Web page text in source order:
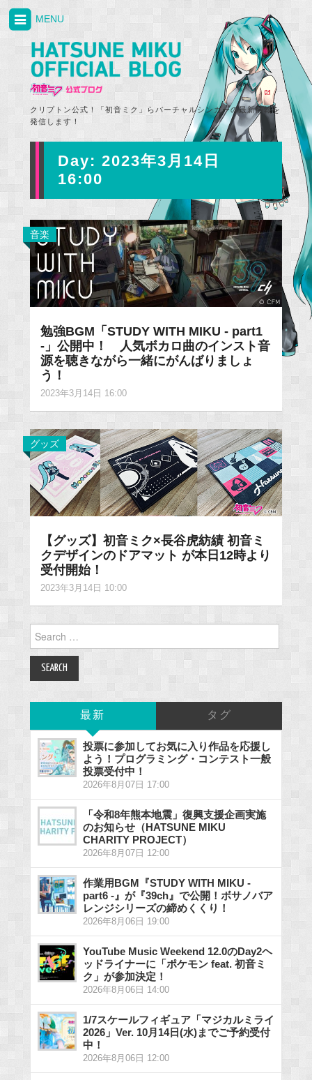
クリプトン公式！「初音ミク」らバーチャルシンガーの最新情報を
発信します！
MENU
Day: 2023年3月14日
16:00
音楽
勉強BGM「STUDY WITH MIKU - part1
-」公開中！ 人気ボカロ曲のインスト音
源を聴きながら一緒にがんばりましょ
う！
2023年3月14日 16:00
グッズ
【グッズ】初音ミク×長谷虎紡績 初音ミ
クデザインのドアマット が本日12時より
受付開始！
2023年3月14日 10:00
for:
最新 タグ
投票に参加してお気に入り作品を応援し
よう！プログラミング・コンテスト一般
投票受付中！
2026年8月07日 17:00
「令和8年熊本地震」復興支援企画実施
のお知らせ（HATSUNE MIKU
CHARITY PROJECT）
2026年8月07日 12:00
作業用BGM『STUDY WITH MIKU -
part6 -』が『39ch』で公開！ボサノバア
レンジシリーズの締めくくり！
2026年8月06日 19:00
YouTube Music Weekend 12.0のDay2ヘ
ッドライナーに「ポケモン feat. 初音ミ
ク」が参加決定！
2026年8月06日 14:00
1/7スケールフィギュア「マジカルミライ
2026」Ver. 10月14日(水)までご予約受付
中！
2026年8月06日 12:00